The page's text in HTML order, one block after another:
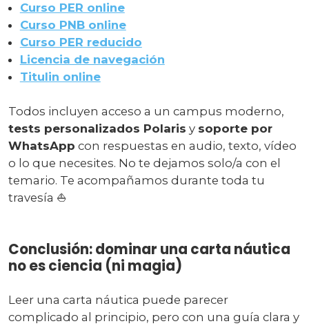
Curso PER online
Curso PNB online
Curso PER reducido
Licencia de navegación
Titulin online
Todos incluyen acceso a un campus moderno,
tests personalizados Polaris y soporte por
WhatsApp con respuestas en audio, texto, vídeo
o lo que necesites. No te dejamos solo/a con el
temario. Te acompañamos durante toda tu
travesía ⛵
Conclusión: dominar una carta náutica
no es ciencia (ni magia)
Leer una carta náutica puede parecer
complicado al principio, pero con una guía clara y